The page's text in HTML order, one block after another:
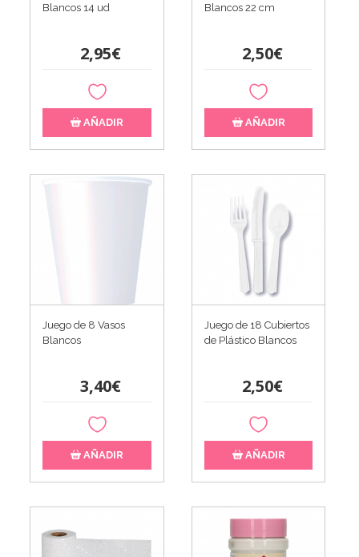
Blancos 14 ud
2,95€
AÑADIR
Blancos 22 cm
2,50€
AÑADIR
Juego de 8 Vasos
Blancos
3,40€
AÑADIR
Juego de 18 Cubiertos
de Plástico Blancos
2,50€
AÑADIR